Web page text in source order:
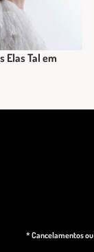
Elas Tal em
* Cancelamentos